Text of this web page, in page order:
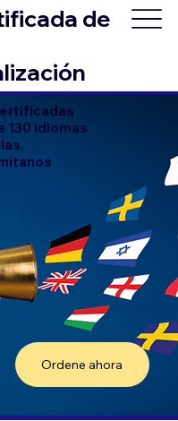
de
130 idiomas
Ordene ahora